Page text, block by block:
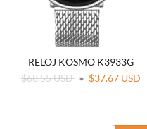
RELOJ KOSMO K3933G
$68.55 USD
$37.67 USD